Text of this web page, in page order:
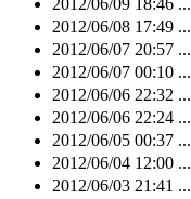
2012/06/09 18:46 ...
2012/06/08 17:49 ...
2012/06/07 20:57 ...
2012/06/07 00:10 ...
2012/06/06 22:32 ...
2012/06/06 22:24 ...
2012/06/05 00:37 ...
2012/06/04 12:00 ...
2012/06/03 21:41 ...